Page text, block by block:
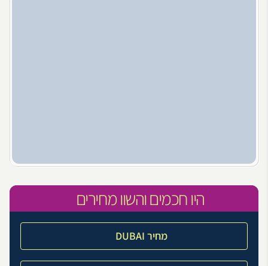
היו חכמים והשוו מחירים
מחיר DUBAI